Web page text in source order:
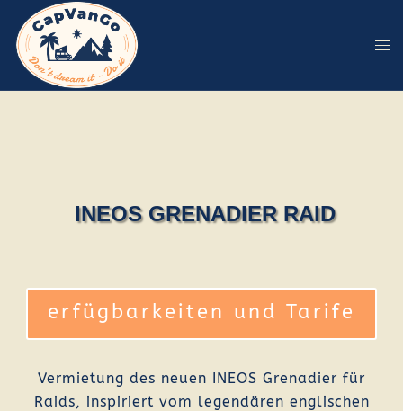
Inhalt
springen
INEOS GRENADIER RAID
erfügbarkeiten und Tarife
Vermietung des neuen INEOS Grenadier für
Raids, inspiriert vom legendären englischen